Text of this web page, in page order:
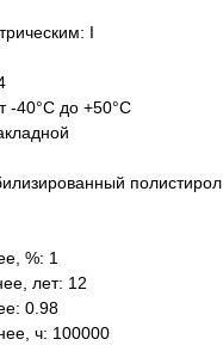
I
-40°C до +50°C
полистирол
%: 1
лет: 12
0.98
ч: 100000